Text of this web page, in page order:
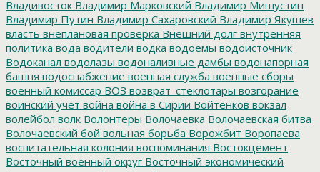
Владивосток Владимир Марковский Владимир Мишустин
Владимир Путин Владимир Сахаровский Владимир Якушев
власть внеплановая проверка Внешний долг внутренняя
политика вода водители водка водоемы водоисточник
Водоканал водолазы водоналивные дамбы водонапорная
башня водоснабжение военная служба военные сборы
военный комиссар ВОЗ возврат_стеклотары возгорание
воинский учет война война в Сирии Войтенков вокзал
волейбол волк Волонтеры Волочаевка Волочаевская битва
Волочаевский бой вольная борьба Ворожбит Воропаева
воспитательная колония воспоминания Востокцемент
Восточный военный округ Восточный экономический